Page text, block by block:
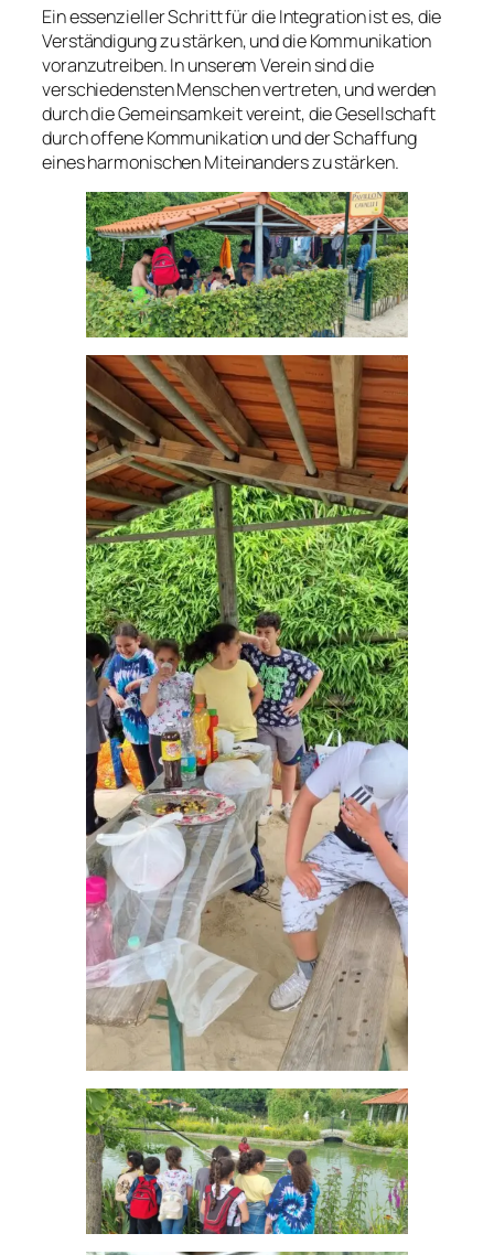
Ein essenzieller Schritt für die Integration ist es, die
Verständigung zu stärken, und die Kommunikation
voranzutreiben. In unserem Verein sind die
verschiedensten Menschen vertreten, und werden
durch die Gemeinsamkeit vereint, die Gesellschaft
durch offene Kommunikation und der Schaffung
eines harmonischen Miteinanders zu stärken.